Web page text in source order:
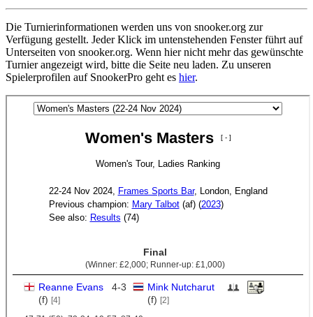
Die Turnierinformationen werden uns von snooker.org zur
Verfügung gestellt. Jeder Klick im untenstehenden Fenster führt auf
Unterseiten von snooker.org. Wenn hier nicht mehr das gewünschte
Turnier angezeigt wird, bitte die Seite neu laden. Zu unseren
Spielerprofilen auf SnookerPro geht es hier.